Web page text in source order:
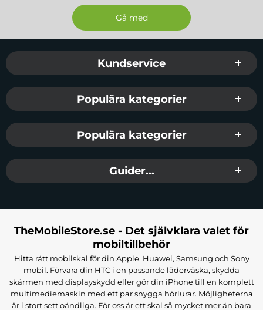
Sidfot Blandad info och länkar
Kundservice
Populära kategorier
Populära kategorier
Guider...
TheMobileStore.se - Det självklara valet för
mobiltillbehör
Hitta rätt mobilskal för din Apple, Huawei, Samsung och Sony
mobil. Förvara din HTC i en passande läderväska, skydda
skärmen med displayskydd eller gör din iPhone till en komplett
multimediemaskin med ett par snygga hörlurar. Möjligheterna
är i stort sett oändliga. För oss är ett skal så mycket mer än bara